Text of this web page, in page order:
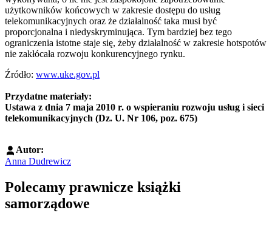
użytkowników końcowych w zakresie dostępu do usług
telekomunikacyjnych oraz że działalność taka musi być
proporcjonalna i niedyskryminująca. Tym bardziej bez tego
ograniczenia istotne staje się, żeby działalność w zakresie hotspotów
nie zakłócała rozwoju konkurencyjnego rynku.
Źródło: www.uke.gov.pl
Przydatne materiały:
Ustawa z dnia 7 maja 2010 r. o wspieraniu rozwoju usług i sieci
telekomunikacyjnych (Dz. U. Nr 106, poz. 675)
Autor:
Anna Dudrewicz
Polecamy prawnicze książki
samorządowe